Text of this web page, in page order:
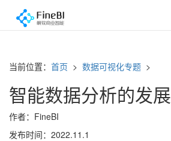
当前位置： 首页 > 数据可视化专题 >
智能数据分析的发展
作者：FineBI
发布时间：2022.11.1